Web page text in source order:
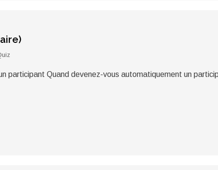
participant Quand devenez-vous automatiquement un